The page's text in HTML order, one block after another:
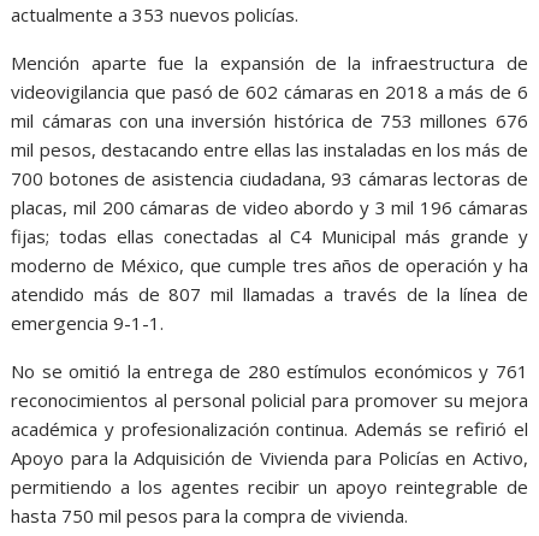
actualmente a 353 nuevos policías.
Mención aparte fue la expansión de la infraestructura de
videovigilancia que pasó de 602 cámaras en 2018 a más de 6
mil cámaras con una inversión histórica de 753 millones 676
mil pesos, destacando entre ellas las instaladas en los más de
700 botones de asistencia ciudadana, 93 cámaras lectoras de
placas, mil 200 cámaras de video abordo y 3 mil 196 cámaras
fijas; todas ellas conectadas al C4 Municipal más grande y
moderno de México, que cumple tres años de operación y ha
atendido más de 807 mil llamadas a través de la línea de
emergencia 9-1-1.
No se omitió la entrega de 280 estímulos económicos y 761
reconocimientos al personal policial para promover su mejora
académica y profesionalización continua. Además se refirió el
Apoyo para la Adquisición de Vivienda para Policías en Activo,
permitiendo a los agentes recibir un apoyo reintegrable de
hasta 750 mil pesos para la compra de vivienda.